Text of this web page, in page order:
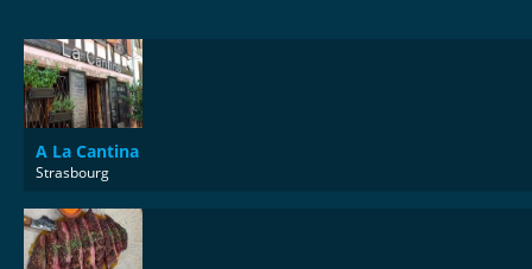
A La Cantina
Strasbourg